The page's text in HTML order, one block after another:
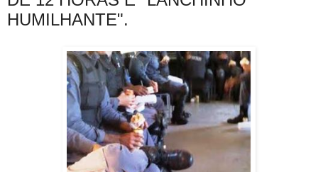
HUMILHANTE".